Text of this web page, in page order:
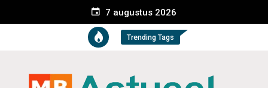
7 augustus 2026
Trending Tags